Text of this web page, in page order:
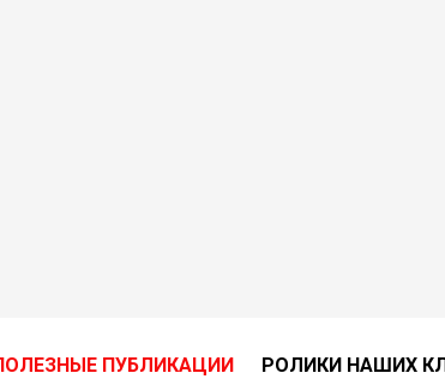
ПУБЛИКАЦИИ РОЛИКИ НАШИХ